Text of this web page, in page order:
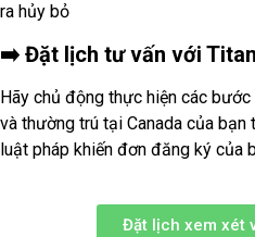
ra hủy bỏ
➡️ Đặt lịch tư vấn với
Hãy chủ động thực hiện các
và thường trú tại Canada của
luật pháp khiến đơn đăng ký của
Đặt lịch xem xét